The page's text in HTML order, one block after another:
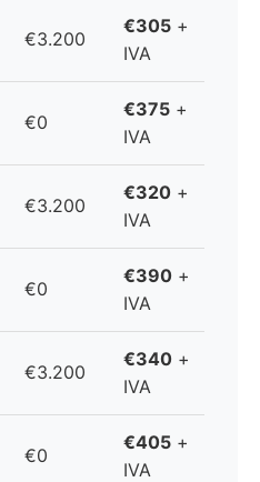
€3.200
€305 +
IVA
€0
€375 +
IVA
€3.200
€320 +
IVA
€0
€390 +
IVA
€3.200
€340 +
IVA
€0
€405 +
IVA